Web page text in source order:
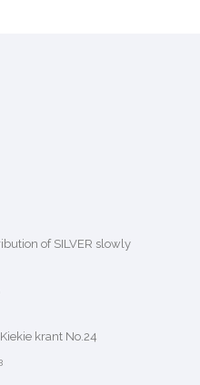
of SILVER slowly
krant No.24